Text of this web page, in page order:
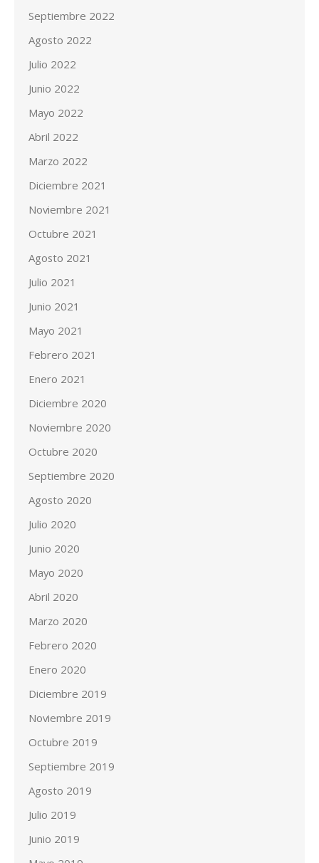
Septiembre 2022
Agosto 2022
Julio 2022
Junio 2022
Mayo 2022
Abril 2022
Marzo 2022
Diciembre 2021
Noviembre 2021
Octubre 2021
Agosto 2021
Julio 2021
Junio 2021
Mayo 2021
Febrero 2021
Enero 2021
Diciembre 2020
Noviembre 2020
Octubre 2020
Septiembre 2020
Agosto 2020
Julio 2020
Junio 2020
Mayo 2020
Abril 2020
Marzo 2020
Febrero 2020
Enero 2020
Diciembre 2019
Noviembre 2019
Octubre 2019
Septiembre 2019
Agosto 2019
Julio 2019
Junio 2019